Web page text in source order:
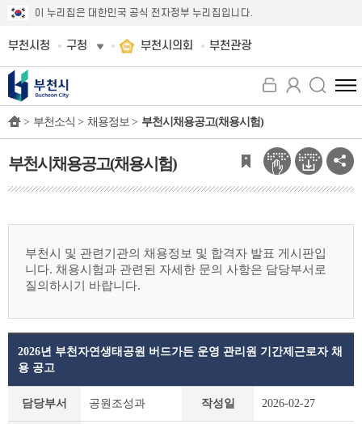
이 누리집은 대한민국 공식 전자정부 누리집입니다.
부천시청 구청 부천시의회 부천관광
전
체
뉴
보
기
> 부천소식 > 채용정보 > 부천시채용공고(채용시험)
부천시채용공고(채용시험)
부천시 및 관련기관의 채용정보 및 합격자 발표 게시판입
니다. 채용시험과 관련된 자세한 문의 사항은 담당부서로
질의하시기 바랍니다.
2026년 부천자연생태공원 버드가든 운영 관리원 기간제근로자 채
용 공고
담당부서 공원조성과 작성일 2026-02-27